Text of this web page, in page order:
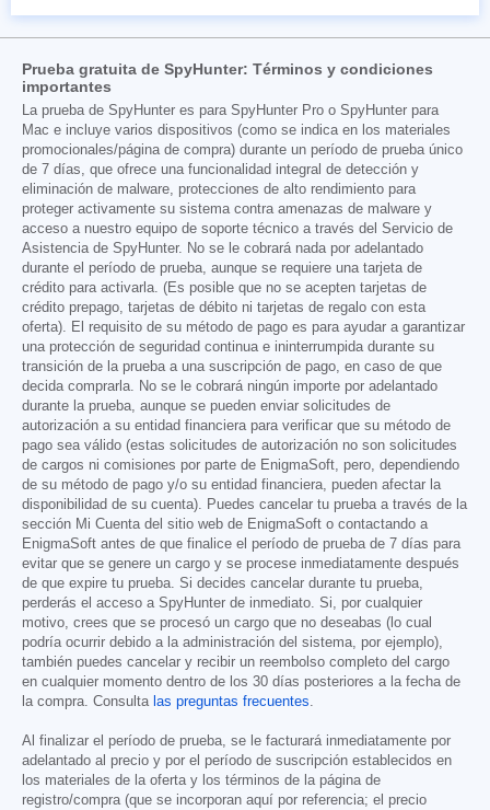
Prueba gratuita de SpyHunter: Términos y condiciones
importantes
La prueba de SpyHunter es para SpyHunter Pro o SpyHunter para
Mac e incluye varios dispositivos (como se indica en los materiales
promocionales/página de compra) durante un período de prueba único
de 7 días, que ofrece una funcionalidad integral de detección y
eliminación de malware, protecciones de alto rendimiento para
proteger activamente su sistema contra amenazas de malware y
acceso a nuestro equipo de soporte técnico a través del Servicio de
Asistencia de SpyHunter. No se le cobrará nada por adelantado
durante el período de prueba, aunque se requiere una tarjeta de
crédito para activarla. (Es posible que no se acepten tarjetas de
crédito prepago, tarjetas de débito ni tarjetas de regalo con esta
oferta). El requisito de su método de pago es para ayudar a garantizar
una protección de seguridad continua e ininterrumpida durante su
transición de la prueba a una suscripción de pago, en caso de que
decida comprarla. No se le cobrará ningún importe por adelantado
durante la prueba, aunque se pueden enviar solicitudes de
autorización a su entidad financiera para verificar que su método de
pago sea válido (estas solicitudes de autorización no son solicitudes
de cargos ni comisiones por parte de EnigmaSoft, pero, dependiendo
de su método de pago y/o su entidad financiera, pueden afectar la
disponibilidad de su cuenta). Puedes cancelar tu prueba a través de la
sección Mi Cuenta del sitio web de EnigmaSoft o contactando a
EnigmaSoft antes de que finalice el período de prueba de 7 días para
evitar que se genere un cargo y se procese inmediatamente después
de que expire tu prueba. Si decides cancelar durante tu prueba,
perderás el acceso a SpyHunter de inmediato. Si, por cualquier
motivo, crees que se procesó un cargo que no deseabas (lo cual
podría ocurrir debido a la administración del sistema, por ejemplo),
también puedes cancelar y recibir un reembolso completo del cargo
en cualquier momento dentro de los 30 días posteriores a la fecha de
la compra. Consulta las preguntas frecuentes.
Al finalizar el período de prueba, se le facturará inmediatamente por
adelantado al precio y por el período de suscripción establecidos en
los materiales de la oferta y los términos de la página de
registro/compra (que se incorporan aquí por referencia; el precio